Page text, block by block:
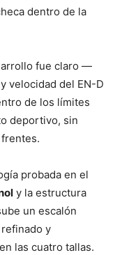
dentro de la
fue claro —
velocidad del EN-D
de los límites
deportivo, sin
probada en el
y la estructura
un escalón
y
las cuatro tallas.